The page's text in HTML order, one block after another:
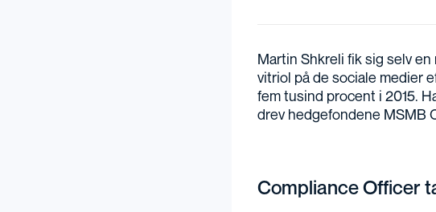
Martin Shkreli fik sig selv
vitriol på de sociale medier
fem tusind procent i 2015.
drev hedgefondene MSMB
Compliance Officer